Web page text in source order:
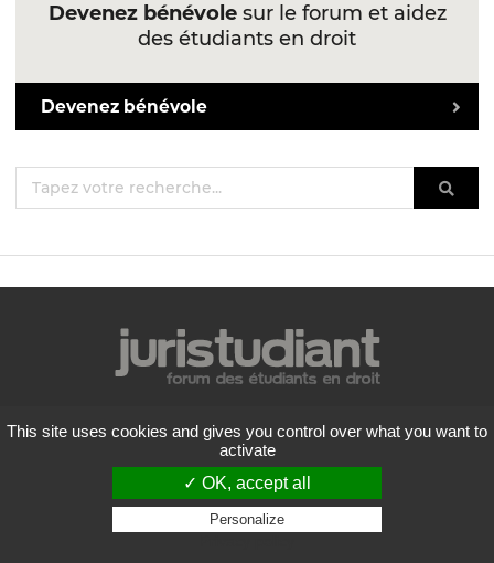
Devenez bénévolesur le forum et aidez
des étudiants en droit
Devenez bénévole
Mentions légales
Politique de confidentialité
Conditions générales d'utilisation
Liste des forums
Contactez-nous
This site uses cookies and gives you control over what you want to
activate
✓ OK, accept all
Personalize